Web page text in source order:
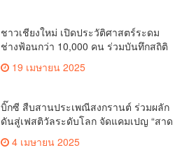
ชาวเชียงใหม่ เปิดประวัติศาสตร์ระดม
ช่างฟ้อนกว่า 10,000 คน ร่วมบันทึกสถิติ
ทำลายสถิติ 7,218 คน เฉลิมฉลองใน
เมืองเชียงใหม่
19 เมษายน 2025
บิ๊กซี สืบสานประเพณีสงกรานต์ ร่วมผลัก
ดันสู่เฟสติวัลระดับโลก จัดแคมเปญ “สาด
สนุกรับสงกรานต์ที่บิ๊กซี” อัดโปรฉ่ำ ลด
สูงสุด 50% กระตุ้นการเดินทางนักท่อง
4 เมษายน 2025